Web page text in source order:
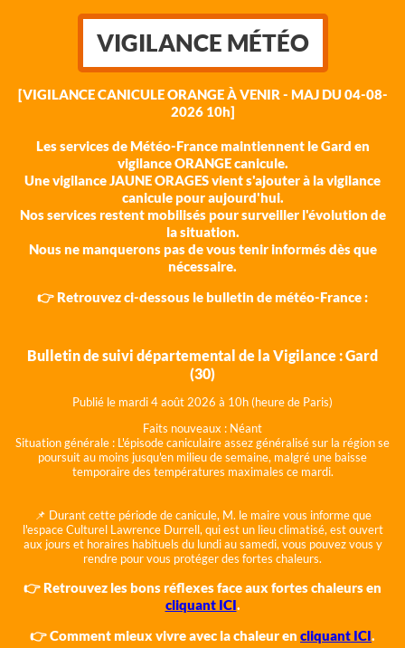
VIGILANCE MÉTÉO
[VIGILANCE CANICULE ORANGE À VENIR - MAJ DU 04-08-
2026 10h]
Les services de Météo-France maintiennent le Gard en
vigilance ORANGE canicule.
Une vigilance JAUNE ORAGES vient s'ajouter à la vigilance
canicule pour aujourd'hui.
Nos services restent mobilisés pour surveiller l'évolution de
la situation.
Nous ne manquerons pas de vous tenir informés dès que
nécessaire.
👉 Retrouvez ci-dessous le bulletin de météo-France :
Bulletin de suivi départemental de la Vigilance : Gard
(30)
Publié le mardi 4 août 2026 à 10h (heure de Paris)
Faits nouveaux : Néant
Situation générale : L'épisode caniculaire assez généralisé sur la région se
poursuit au moins jusqu'en milieu de semaine, malgré une baisse
temporaire des températures maximales ce mardi.
📌 Durant cette période de canicule, M. le maire vous informe que
l'espace Culturel Lawrence Durrell, qui est un lieu climatisé, est ouvert
aux jours et horaires habituels du lundi au samedi, vous pouvez vous y
rendre pour vous protéger des fortes chaleurs.
👉 Retrouvez les bons réflexes face aux fortes chaleurs en
cliquant ICI.
👉 Comment mieux vivre avec la chaleur en cliquant ICI.